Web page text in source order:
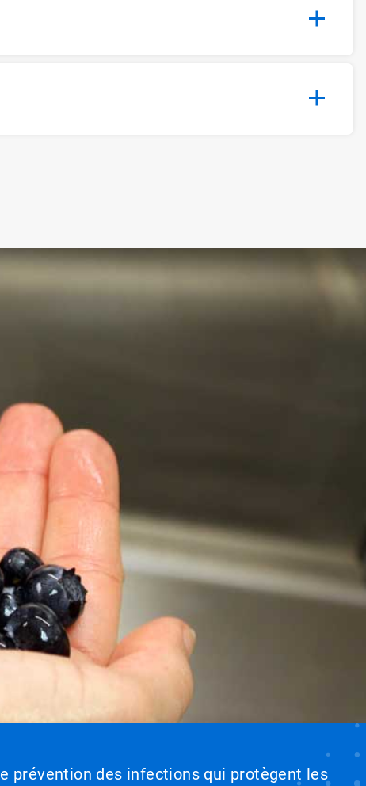
prévention des infections qui protègent les